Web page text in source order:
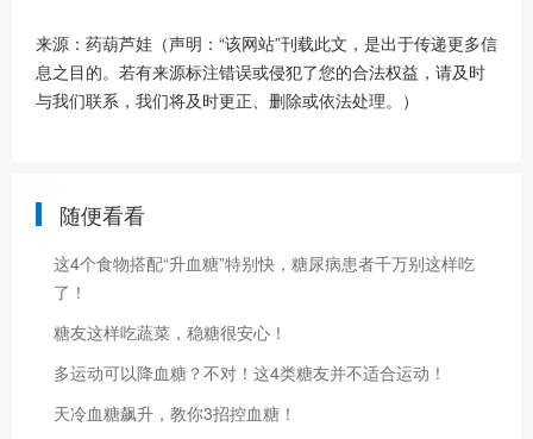
来源：药葫芦娃（声明：“该网站”刊载此文，是出于传递更多信
息之目的。若有来源标注错误或侵犯了您的合法权益，请及时
与我们联系，我们将及时更正、删除或依法处理。）
随便看看
这4个食物搭配“升血糖”特别快，糖尿病患者千万别这样吃
了！
糖友这样吃蔬菜，稳糖很安心！
多运动可以降血糖？不对！这4类糖友并不适合运动！
天冷血糖飙升，教你3招控血糖！